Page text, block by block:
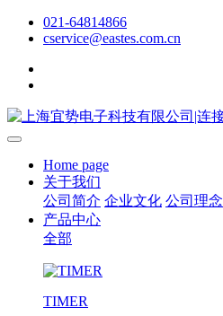
021-64814866
cservice@eastes.com.cn
Home page
关于我们
公司简介 企业文化 公司理念
产品中心
全部
TIMER